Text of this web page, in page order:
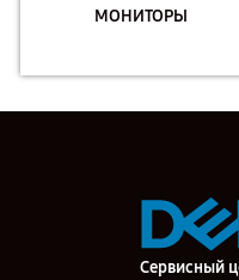
МОНИТОРЫ
Сервисный